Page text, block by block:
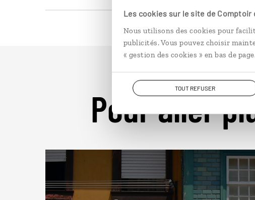
Les cookies sur le site de Comptoir
Nous utilisons des cookies pour
publicités. Vous pouvez choisir
« gestion des cookies » en bas de
TOUT REFUSER
Pour aller